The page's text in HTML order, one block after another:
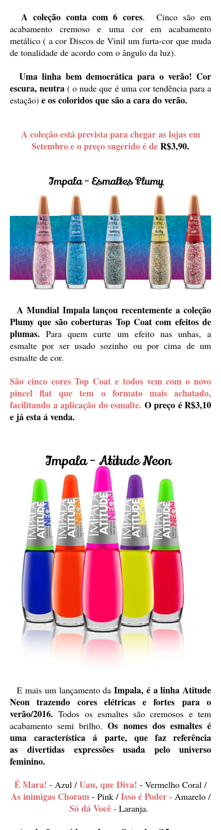
A coleção conta com 6 cores. Cinco são em
acabamento cremoso e uma cor em acabamento
metálico ( a cor Discos de Vinil um furta-cor que muda
de tonalidade de acordo com o ângulo da luz).
Uma linha bem democrática para o verão! Cor
escura, neutra ( o nude que é uma cor tendência para a
estação) e os coloridos que são a cara do verão.
A coleção está prevista para chegar as lojas em
Setembro e o preço sugerido é deR$3,90.
A Mundial Impala lançou recentemente a coleção
Plumy que são coberturas Top Coat com efeitos de
plumas. Para quem curte um efeito nas unhas, a
esmalte por ser usado sozinho ou por cima de um
esmalte de cor.
São cinco cores Top Coat e todos vem com o novo
pincel flat que tem o formato mais achatado,
facilitando a aplicação do esmalte. O preço é R$3,10
e já esta á venda.
E mais um lançamento da Impala, é a linha Atitude
Neon trazendo cores elétricas e fortes para o
verão/2016. Todos os esmaltes são cremosos e tem
acabamento semi brilho.Os nomes dos esmaltes é
uma característica á parte, que faz referência
as divertidas expressões usada pelo universo
feminino.
É Mara! - Azul / Uau, que Diva! - Vermelho Coral /
As inimigas Choram- Pink / Isso é Poder -Amarelo /
Só dá Você - Laranja.